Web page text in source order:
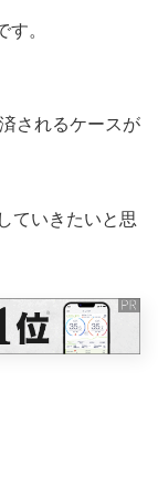
。
されるケースが
ていきたいと思